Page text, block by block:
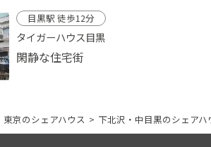
目黒駅 徒歩12分
タイガーハウス目黒
閑静な住宅街
東京のシェアハウス > 下北沢・中目黒のシェアハ